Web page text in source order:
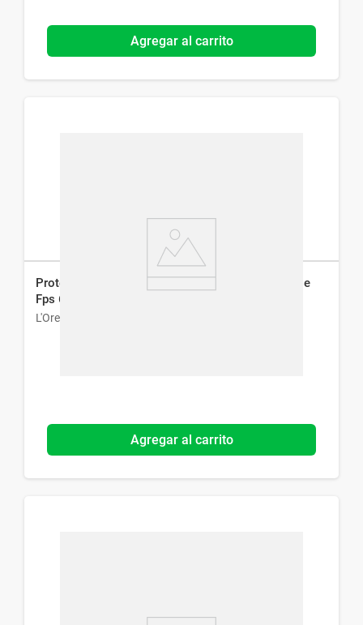
Agregar al carrito
Protector Solar Facial L'Oréal París Solar Expertise
Fps 60 x 40 g
L'Oreal París
Agregar al carrito